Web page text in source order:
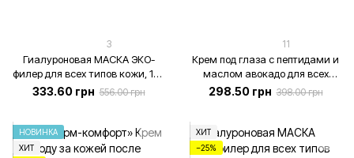
3
Гиалуроновая МАСКА ЭКО-
филер для всех типов кожи, 100
мл
333.60 грн 556.00 грн
11
Крем под глаза с пептидами и
маслом авокадо для всех
типов кожи, 15 мл
298.50 грн 398.00 грн
НОВИНКА
ХИТ
ХИТ
−25%